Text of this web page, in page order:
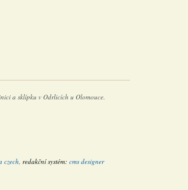
a sklípku v Odrlicích u Olomouce.
czech, redakční systém: cms designer